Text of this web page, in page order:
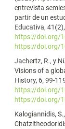
entrevista
partir de un
Educativa,
https://doi.org/
https://doi.org/
Jachertz, R., y
Visions of a
History, 6, 99-
https://doi.org/
https://doi.org/
Kalogiannidis,